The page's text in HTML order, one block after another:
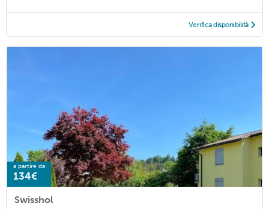
Verifica disponibilità
a partire da
134€
Swisshol